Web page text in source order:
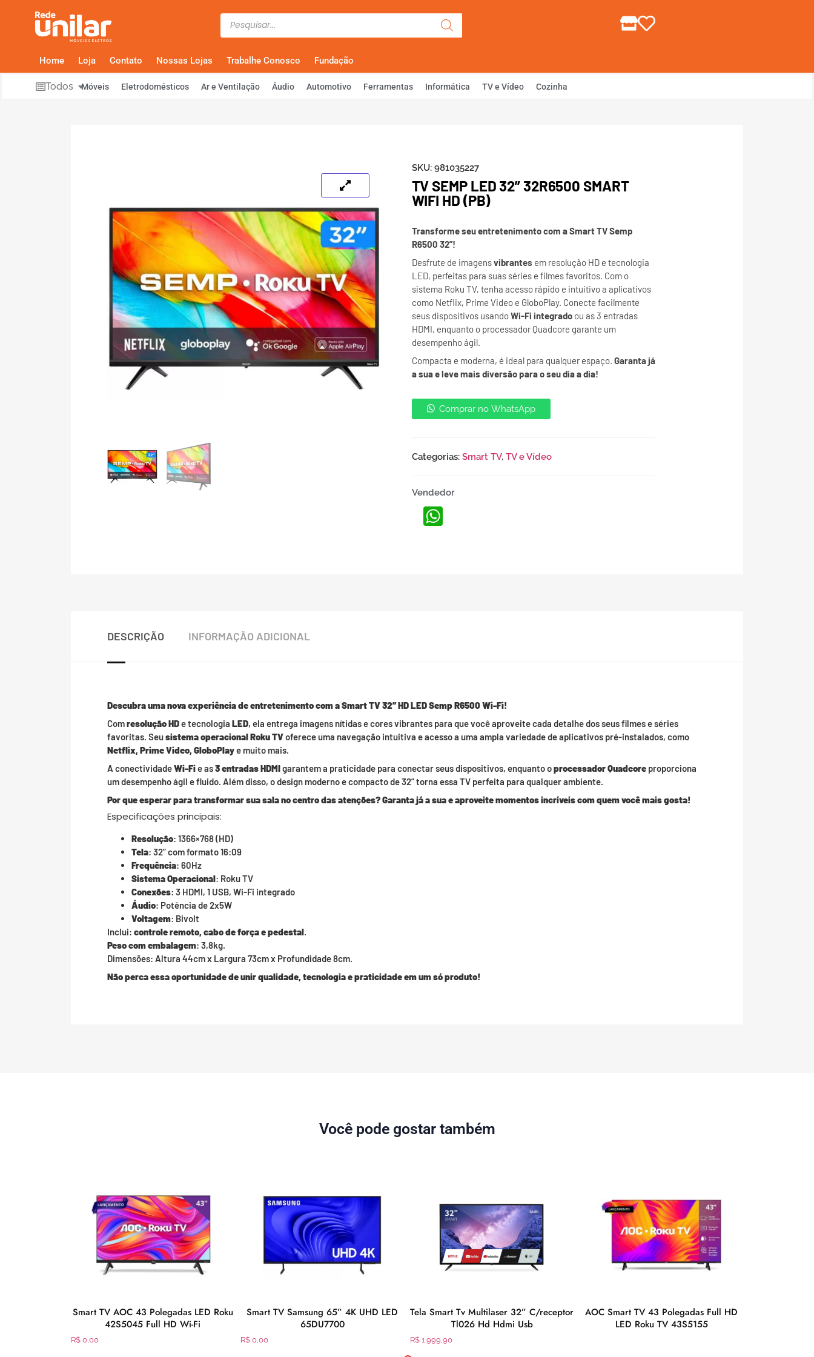
Olá, Faça Login ou Cadastre-se
Home Loja Contato Nossas Lojas Trabalhe Conosco Fundação
Todos Móveis Eletrodomésticos Ar e Ventilação Áudio Automotivo Ferramentas Informática TV e Vídeo Cozinha
SKU: 981035227
TV SEMP LED 32” 32R6500 SMART
WIFI HD (PB)
Transforme seu entretenimento com a Smart TV Semp
R6500 32”!
Desfrute de imagensvibrantes em resolução HD e tecnologia
LED, perfeitas para suas séries e filmes favoritos. Com o
sistema Roku TV, tenha acesso rápido e intuitivo a aplicativos
como Netflix, Prime Video e GloboPlay. Conecte facilmente
seus dispositivos usandoWi-Fi integradoou as 3 entradas
HDMI, enquanto o processador Quadcore garante um
desempenho ágil.
Compacta e moderna, é ideal para qualquer espaço. Garanta já
a sua e leve mais diversão para o seu dia a dia!
Comprar no WhatsApp
Categorias: Smart TV, TV e Vídeo
Vendedor
WhatsApp
DESCRIÇÃO INFORMAÇÃO ADICIONAL
Descubra uma nova experiência de entretenimento com a Smart TV 32” HD LED Semp R6500 Wi-Fi!
Comresolução HDe tecnologia LED, ela entrega imagens nítidas e cores vibrantes para que você aproveite cada detalhe dos seus filmes e séries
favoritas. Seusistema operacional Roku TVoferece uma navegação intuitiva e acesso a uma ampla variedade de aplicativos pré-instalados, como
Netflix, Prime Video, GloboPlaye muito mais.
A conectividadeWi-Fie as3 entradas HDMIgarantem a praticidade para conectar seus dispositivos, enquanto oprocessador Quadcore proporciona
um desempenho ágil e fluido. Além disso, o design moderno e compacto de 32” torna essa TV perfeita para qualquer ambiente.
Por que esperar para transformar sua sala no centro das atenções? Garanta já a sua e aproveite momentos incríveis com quem você mais gosta!
Especificações principais:
Resolução: 1366×768 (HD)
Tela: 32” com formato 16:09
Frequência: 60Hz
Sistema Operacional: Roku TV
Conexões: 3 HDMI, 1 USB, Wi-Fi integrado
Áudio: Potência de 2x5W
Voltagem: Bivolt
Inclui: controle remoto, cabo de força e pedestal.
Peso com embalagem: 3,8kg.
Dimensões: Altura 44cm x Largura 73cm x Profundidade 8cm.
Não perca essa oportunidade de unir qualidade, tecnologia e praticidade em um só produto!
Você pode gostar também
Smart TV AOC 43 Polegadas LED Roku
42S5045 Full HD Wi-Fi
R$ 0,00
Smart TV Samsung 65” 4K UHD LED
65DU7700
R$ 0,00
Tela Smart Tv Multilaser 32” C/receptor
Tl026 Hd Hdmi Usb
R$ 1.999,90
AOC Smart TV 43 Polegadas Full HD
LED Roku TV 43S5155